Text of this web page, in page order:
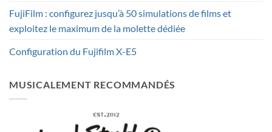
FujiFilm : configurez jusqu’à 50 simulations de films et
exploitez le maximum de la molette dédiée
Configuration du Fujifilm X-E5
MUSICALEMENT RECOMMANDÉS